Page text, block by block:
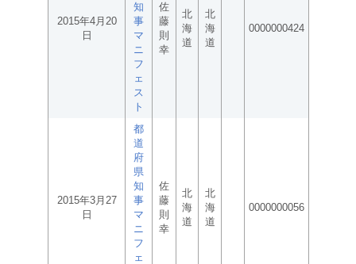
2015年4月20
日
知
事
マ
ニ
フ
ェ
ス
ト
佐
藤
則
幸
北
海
道
北
海
道
0000000424
2015年3月27
日
都
道
府
県
知
事
マ
ニ
フ
ェ
佐
藤
則
幸
北
海
道
北
海
道
0000000056